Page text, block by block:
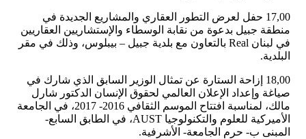
17,00 حفل لعرض التطور العقاري والمشاريع الجديدة في
منطقة جبيل بدعوة من نقابة الوسطاء والإستشاريين العقاريين
في لبنان Real بالتعاون مع بلدية جبيل – بيبلوس، وذلك في مقر
البلدية.
18,00 إزاحة الستارة عن تمثال الوزير السابق الذي شارك في
صياغة وإعداد الإعلان العالمي لحقوق الإنسان الدكتور شارل
مالك، لمناسبة افتتاح الموسم الثقافي 2016- 2017، في الجامعة
الأميركية للعلوم والتكنولوجيا AUST، في الطابق السابع-
المبنى ب- حرم الجامعة- الأشرفية.